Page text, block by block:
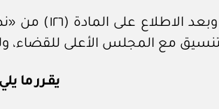
مع المجلس الأعلى
يقــرر ما